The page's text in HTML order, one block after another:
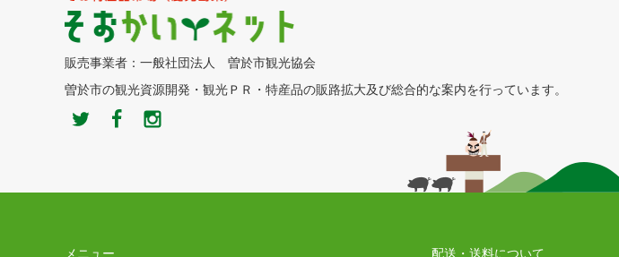
販売事業者：一般社団法人 曽於市観光協会
曽於市の観光資源開発・観光ＰＲ・特産品の販路拡大及び総合的な案内を行っています。
メニュー 配送・送料について